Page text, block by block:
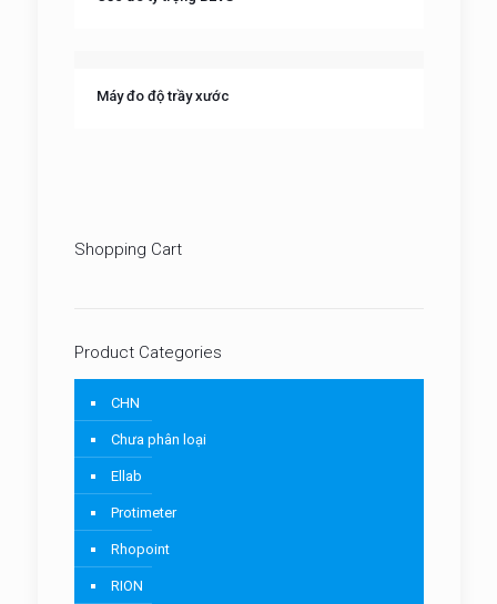
Máy đo độ trầy xước
Shopping Cart
Product Categories
CHN
Chưa phân loại
Ellab
Protimeter
Rhopoint
RION